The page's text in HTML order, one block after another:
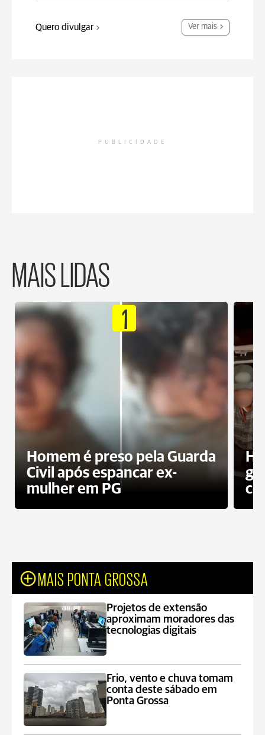
Quero divulgar Ver mais
PUBLICIDADE
MAIS LIDAS
1
Homem é preso pela Guarda
Civil após espancar ex-
mulher em PG
MAIS PONTA GROSSA
Projetos de extensão
aproximam moradores das
tecnologias digitais
Frio, vento e chuva tomam
conta deste sábado em
Ponta Grossa